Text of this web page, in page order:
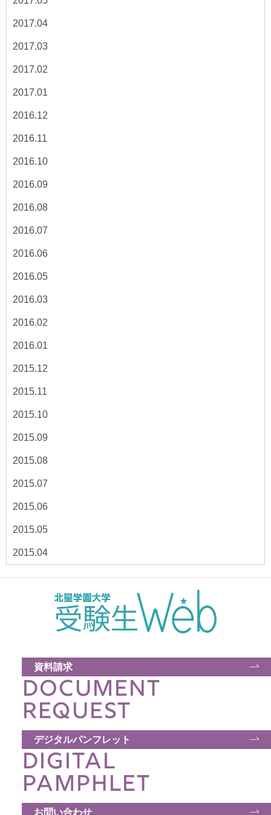
2017.04
2017.03
2017.02
2017.01
2016.12
2016.11
2016.10
2016.09
2016.08
2016.07
2016.06
2016.05
2016.03
2016.02
2016.01
2015.12
2015.11
2015.10
2015.09
2015.08
2015.07
2015.06
2015.05
2015.04
資料請求
DOCUMENT
REQUEST
デジタルパンフレット
DIGITAL
PAMPHLET
お問い合わせ